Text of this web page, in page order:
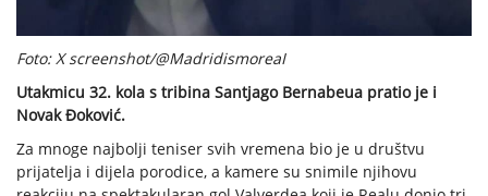
Foto: X screenshot/@MadridismoreaI
Utakmicu 32. kola s tribina Santjago Bernabeua pratio je i
Novak Đoković.
Za mnoge najbolji teniser svih vremena bio je u društvu
prijatelja i dijela porodice, a kamere su snimile njihovu